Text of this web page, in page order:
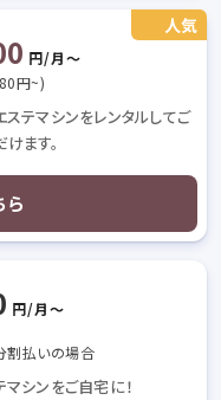
円/月〜
円~)
ステマシンをレンタルしてご
ます。
ら
円/月〜
割払いの場合
シンをご自宅に！